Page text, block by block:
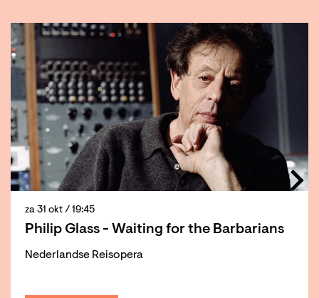
Philip Glass - Waiting for the Barbarians
Nederlandse Reisopera
za 31 okt / 19:45